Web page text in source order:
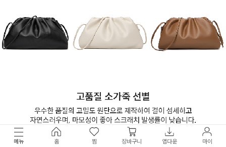
메뉴 홈 찜 장바구니 앱다운 마이